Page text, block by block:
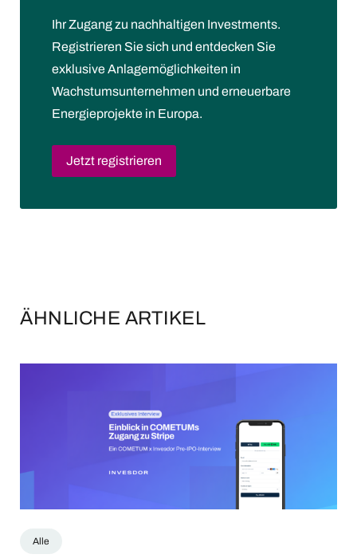
Ihr Zugang zu nachhaltigen Investments.
Registrieren Sie sich und entdecken Sie
exklusive Anlagemöglichkeiten in
Wachstumsunternehmen und erneuerbare
Energieprojekte in Europa.
Jetzt registrieren
ÄHNLICHE ARTIKEL
Alle